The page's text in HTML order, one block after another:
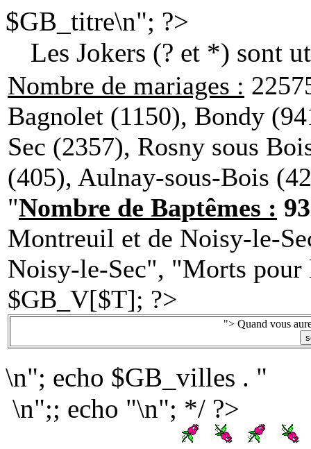
$GB_titre\n"; ?>
Les Jokers (? et *) sont
Nombre de mariages :
Bagnolet (1150), Bondy
Sec (2357), Rosny sous
(405), Aulnay-sous-Bois
"Nombre de Baptêmes :
Montreuil et de Noisy-le-
Noisy-le-Sec", "Morts
$GB_V[$T]; ?>
"> Quand vous
\n"; echo $GB_villes . "
\n";; echo "\n"; */ ?>